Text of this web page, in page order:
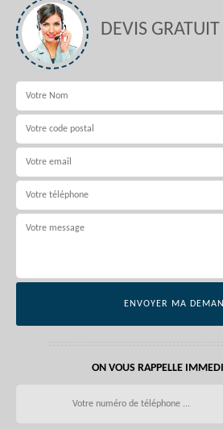
DEVIS GRATUIT
ON VOUS RAPPELLE